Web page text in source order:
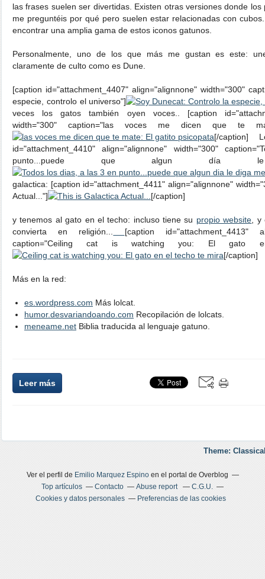
las frases suelen ser divertidas. Existen otras versiones donde
me preguntéis por qué pero suelen estar relacionadas con
encontrar una amplia gama de estos iconos gatunos.
Personalmente, uno de los que más me gustan es este:
claramente de culto como es Dune.
[caption id="attachment_4407" align="alignnone" width="300"
especie, controlo el universo"]
veces los gatos también oyen voces.. [caption
width="300" caption="las voces me dicen que te
[/caption]
id="attachment_4410" align="alignnone" width="300"
punto...puede que algun día
galactica: [caption id="attachment_4411" align="alignnone"
Actual..."]
[/caption]
y tenemos al gato en el techo: incluso tiene su propio website ,
convierta en religión...
[caption id="attachment_4413"
caption="Ceiling cat is watching you: El
[/caption]
Más en la red:
es.wordpress.com Más lolcat.
humor.desvariandoando.com Recopilación de lolcats.
meneame.net Biblia traducida al lenguaje gatuno.
Leer más
Theme:
Ver el perfil de Emilio Marquez Espinoen el portal de Overblog
Top artículos
Contacto Abuse report
C.G.U.
Cookies y datos personales
Preferencias de las cookies